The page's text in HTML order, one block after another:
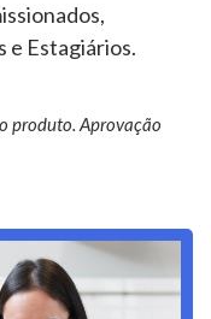
e Estagiários.
produto. Aprovação